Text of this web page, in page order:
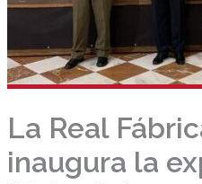
La Real
inaugura la